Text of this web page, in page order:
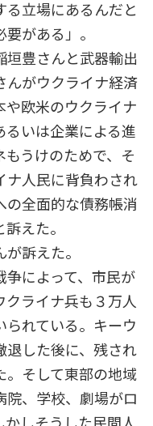
立場にあるんだと
がある」。
豊さんと武器輸出
んがウクライナ経済
や欧米のウクライナ
るいは企業による進
うけのためで、そ
ナ人民に背負わされ
の全面的な債務帳消
えた。
訴えた。
によって、市民が
クライナ兵も３万人
れている。キーウ
退した後に、残され
。そして東部の地域
院、学校、劇場がロ